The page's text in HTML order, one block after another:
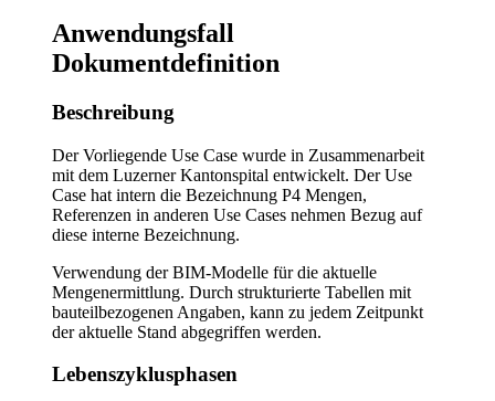
Anwendungsfall
Dokumentdefinition
Beschreibung
Der Vorliegende Use Case wurde in Zusammenarbeit
mit dem Luzerner Kantonspital entwickelt. Der Use
Case hat intern die Bezeichnung P4 Mengen,
Referenzen in anderen Use Cases nehmen Bezug auf
diese interne Bezeichnung.
Verwendung der BIM-Modelle für die aktuelle
Mengenermittlung. Durch strukturierte Tabellen mit
bauteilbezogenen Angaben, kann zu jedem Zeitpunkt
der aktuelle Stand abgegriffen werden.
Lebenszyklusphasen